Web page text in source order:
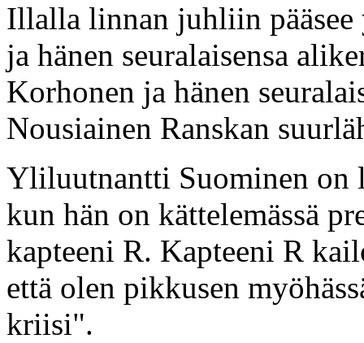
Illalla linnan juhliin
ja hänen seuralaisensa
Korhonen ja hänen
Nousiainen Ranskan
Yliluutnantti Suominen on
kun hän on kättelemässä
kapteeni R. Kapteeni R
että olen pikkusen
kriisi".